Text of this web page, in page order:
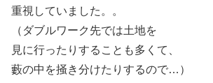
重視していました。。
（ダブルワーク先では土地を
見に行ったりすることも多くて、
藪の中を掻き分けたりするので…）